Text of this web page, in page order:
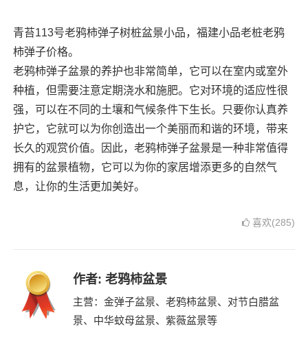
青苔113号老鸦柿弹子树桩盆景小品，福建小品老桩老鸦
柿弹子价格。
老鸦柿弹子盆景的养护也非常简单，它可以在室内或室外
种植，但需要注意定期浇水和施肥。它对环境的适应性很
强，可以在不同的土壤和气候条件下生长。只要你认真养
护它，它就可以为你创造出一个美丽而和谐的环境，带来
长久的观赏价值。因此，老鸦柿弹子盆景是一种非常值得
拥有的盆景植物，它可以为你的家居增添更多的自然气
息，让你的生活更加美好。
喜欢(285)
作者: 老鸦柿盆景
主营：金弹子盆景、老鸦柿盆景、对节白腊盆
景、中华蚊母盆景、紫薇盆景等